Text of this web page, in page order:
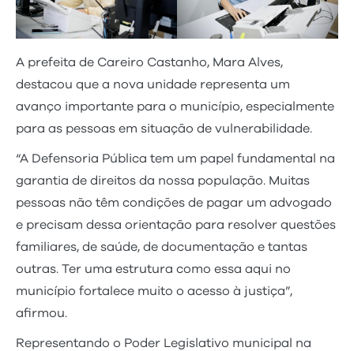
A prefeita de Careiro Castanho, Mara Alves,
destacou que a nova unidade representa um
avanço importante para o município, especialmente
para as pessoas em situação de vulnerabilidade.
“A Defensoria Pública tem um papel fundamental na
garantia de direitos da nossa população. Muitas
pessoas não têm condições de pagar um advogado
e precisam dessa orientação para resolver questões
familiares, de saúde, de documentação e tantas
outras. Ter uma estrutura como essa aqui no
município fortalece muito o acesso à justiça”,
afirmou.
Representando o Poder Legislativo municipal na